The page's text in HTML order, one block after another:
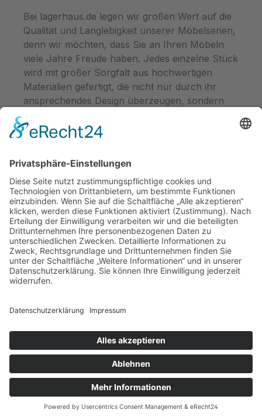
Bei lagerhaus.de legen wir großen Wert auf die
Qualität und Langlebigkeit unserer Möbelserien,
denn wir möchten, dass Sie an Ihren Möbeln
viele Jahre Freude haben. Jedes einzelne Stück
wird mit großer Sorgfalt aus hochwertigen
Materialien gefertigt, die nicht nur durch ihr
ansprechendes Design überzeugen, sondern
ob Sie eine Serie aus massivem Holz,
Material wählen, unsere Möbelstücke sind so
konzipiert, dass sie den Herausforderungen des
täglichen Gebrauchs problemlos standhalten
und dabei stets ihren stilvollen Charakter
bewahren.
Besonderen Wert legen wir auf die Auswahl
unserer Materialien, die oft aus
umweltfreundlichen und nachhaltig
produzierten Quellen stammen. Durch die
bewusste Entscheidung für
unsere Möbel nicht nur zu einem hochwertigen
unseres Planeten. Mit jedem Kauf investieren
Sie nicht nur in langlebige und stilvolle Möbel,
sondern leisten auch einen wertvollen Beitrag
zur Reduzierung des ökologischen
Fußabdrucks.
Zudem bieten wir eine Vielzahl von Designs und